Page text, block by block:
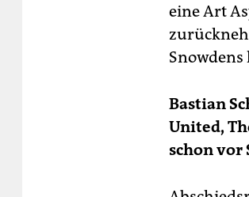
eine Art
Bastian
United,
schon vor